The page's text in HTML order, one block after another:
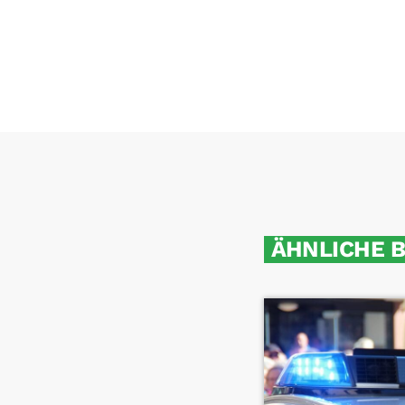
ÄHNLICHE